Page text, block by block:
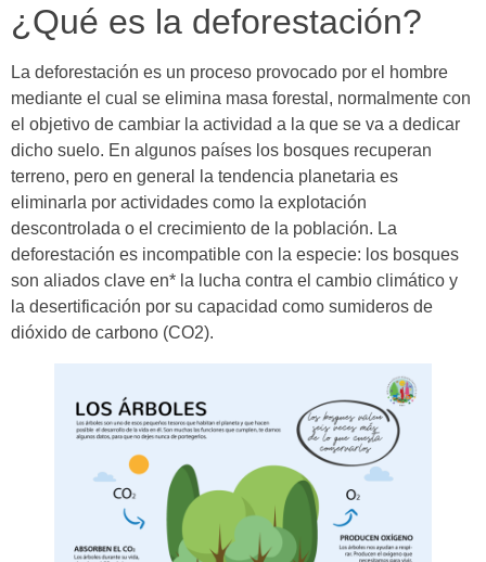
¿Qué es la deforestación?
La deforestación es un proceso provocado por el hombre
mediante el cual se elimina masa forestal, normalmente con
el objetivo de cambiar la actividad a la que se va a dedicar
dicho suelo. En algunos países los bosques recuperan
terreno, pero en general la tendencia planetaria es
eliminarla por actividades como la explotación
descontrolada o el crecimiento de la población. La
deforestación es incompatible con la especie: los bosques
son aliados clave en* la lucha contra el cambio climático y
la desertificación por su capacidad como sumideros de
dióxido de carbono (CO2).